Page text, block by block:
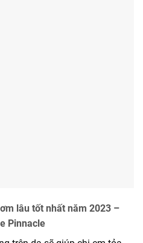
lâu tốt nhất năm 2023 –
Pinnacle